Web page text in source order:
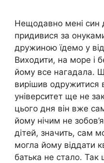
Нещодавно мені син
придивися за
дружиною їдемо у
Виходити, на море і
йому все нагадала.
вирішив одружитися
університет ще не
цього дня він вже
йому нічим не
дітей, значить, сам
могла йому віддати
батька не стало.